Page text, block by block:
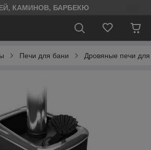
КАМИНОВ, БАРБЕКЮ
Печи для бани Дровяные печи